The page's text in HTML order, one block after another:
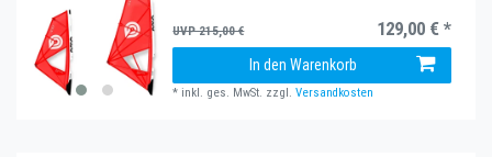
UVP 215,00 € 129,00 € *
In den Warenkorb
* inkl. ges. MwSt. zzgl.Versandkosten